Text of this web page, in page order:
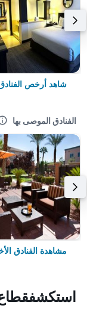
شاهد أرخص
الفنادق الموصى بها
مشاهدة الفنادق